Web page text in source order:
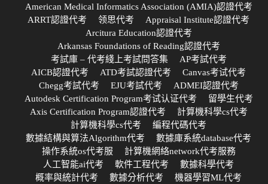
American Medical Informatics Association (AMIA)認證代考
ARRT認證代考
领思代考
Appraisal Institute認證代考
Arcitura Education認證代考
Arkansas Foundations of Reading認證代考
考試庫 – 代考綫上考試問答集
AP考試代考
AICB認證代考
ATD考試認證代考
Canvas考试代考
Chegg考試代考
EJU考試代考
ADMEI認證代考
Autodesk Certification Program考试认证代考
留學生代考
Axis Certification Program認證代考
計算機科學cs代考
計算機科學cs代考
編程代碼代考
數據結構與算法Algorithm代考
數據庫系統database代考
操作系統os代考服
計算機網絡network代考服務
人工智能ai代考
軟件工程代考
數據科學代考
概率與統計代考
數據分析代考
機器學習ML代考